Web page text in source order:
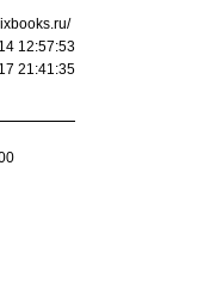
12:57:53
21:41:35